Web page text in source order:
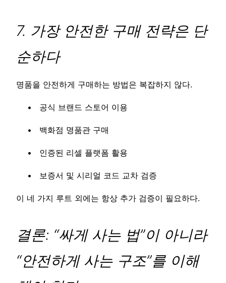
7. 가장 안전한 구매 전략은 단
순하다
명품을 안전하게 구매하는 방법은 복잡하지 않다.
공식 브랜드 스토어 이용
백화점 명품관 구매
인증된 리셀 플랫폼 활용
보증서 및 시리얼 코드 교차 검증
이 네 가지 루트 외에는 항상 추가 검증이 필요하다.
결론: “싸게 사는 법”이 아니라
“안전하게 사는 구조”를 이해